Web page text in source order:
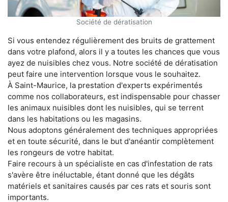
Société de dératisation
Si vous entendez régulièrement des bruits de grattement
dans votre plafond, alors il y a toutes les chances que vous
ayez de nuisibles chez vous. Notre société de dératisation
peut faire une intervention lorsque vous le souhaitez.
À Saint-Maurice, la prestation d'experts expérimentés
comme nos collaborateurs, est indispensable pour chasser
les animaux nuisibles dont les nuisibles, qui se terrent
dans les habitations ou les magasins.
Nous adoptons généralement des techniques appropriées
et en toute sécurité, dans le but d'anéantir complètement
les rongeurs de votre habitat.
Faire recours à un spécialiste en cas d'infestation de rats
s'avère être inéluctable, étant donné que les dégâts
matériels et sanitaires causés par ces rats et souris sont
importants.